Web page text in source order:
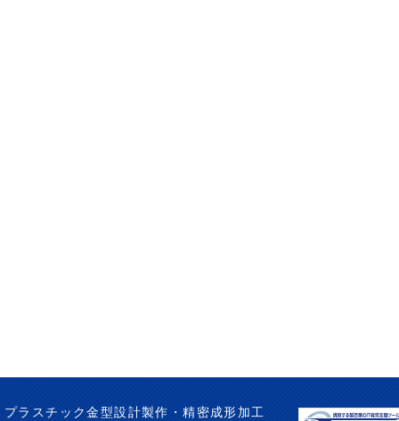
プラスチック金型設計製作・精密成形加工